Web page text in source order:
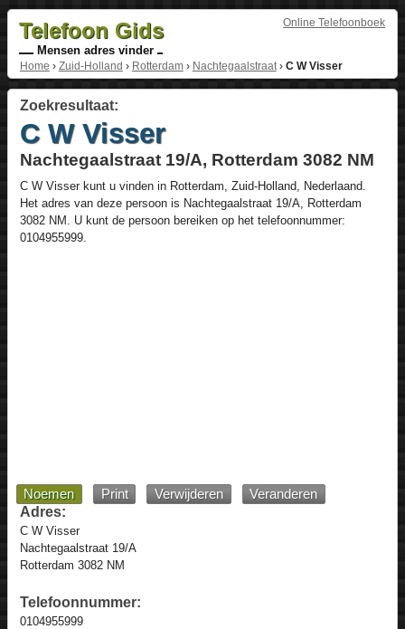
Online Telefoonboek
Telefoon Gids
Mensen adres vinder
Home › Zuid-Holland › Rotterdam› Nachtegaalstraat› C W Visser
Zoekresultaat:
C W Visser
Nachtegaalstraat 19/A, Rotterdam 3082 NM
C W Visserkunt u vinden in Rotterdam Zuid-Holland, Nederlaand.
Het adres van deze persoon is Nachtegaalstraat 19/A, Rotterdam
3082 NM . U kunt de persoon bereiken op het telefoonnummer:
0104955999.
Noemen Print Verwijderen
Veranderen
Adres:
C W Visser
Nachtegaalstraat 19/A
Rotterdam 3082 NM
Telefoonnummer:
0104955999